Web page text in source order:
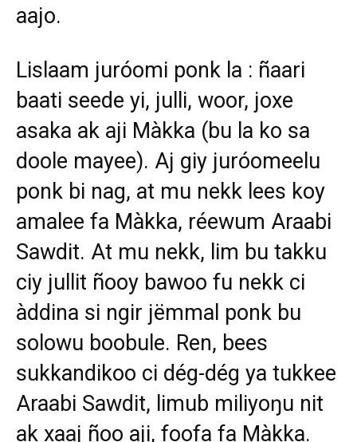
aajo.
Lislaam juróomi ponk la : ñaari
baati seede yi, julli, woor, joxe
asaka ak aji Màkka (bu la ko sa
doole mayee). Aj giy juróomeelu
ponk bi nag, at mu nekk lees koy
amalee fa Màkka, réewum Araabi
Sawdit. At mu nekk, lim bu takku
ciy jullit ñooy bawoo fu nekk ci
àddina si ngir jëmmal ponk bu
solowu boobule. Ren, bees
sukkandikoo ci dég-dég ya tukkee
Araabi Sawdit, limub miliyoŋu nit
ak xaaj ñoo aji, foofa fa Màkka.